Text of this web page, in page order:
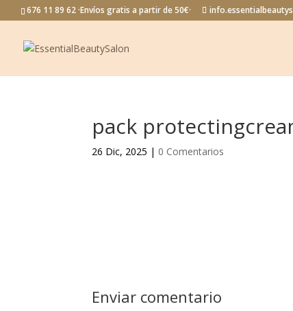
676 11 89 62 ·Envíos gratis a partir de 50€·
pack
26 Dic, 2025 | 0 Comentarios
Enviar comentario